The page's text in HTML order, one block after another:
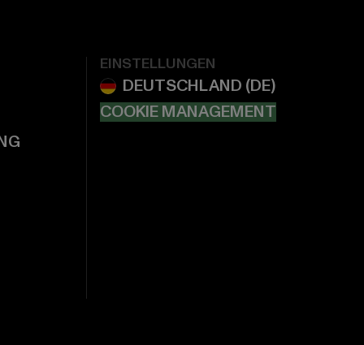
EINSTELLUNGEN
COOKIE MANAGEMENT